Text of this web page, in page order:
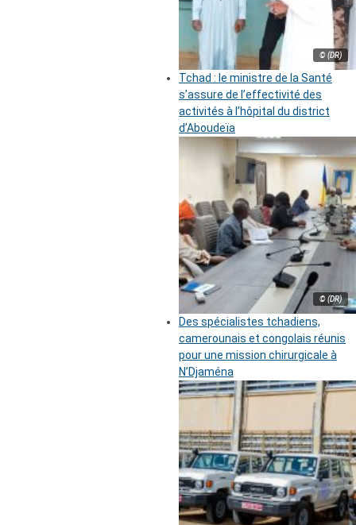
© (DR)
Tchad : le ministre de la Santé
s’assure de l’effectivité des
activités à l’hôpital du district
d’Aboudeïa
© (DR)
Des spécialistes tchadiens,
camerounais et congolais réunis
pour une mission chirurgicale à
N’Djaména